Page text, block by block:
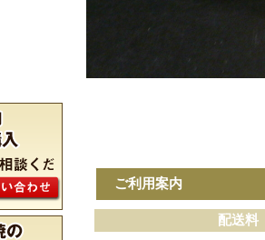
ご利用案内
配送料